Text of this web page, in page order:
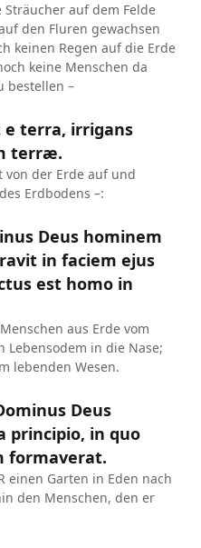
auf dem Felde
den Fluren gewachsen
keinen Regen auf die Erde
keine Menschen da
bestellen –
e terra, irrigans
terræ.
von der Erde auf und
Erdbodens –:
Deus hominem
in faciem ejus
est homo in
aus Erde vom
Lebensodem in die Nase;
lebenden Wesen.
Deus
principio, in quo
formaverat.
einen Garten in Eden nach
den Menschen, den er